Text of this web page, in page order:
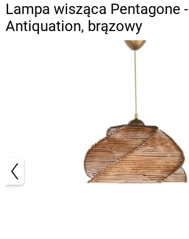
Lampa wisząca Pentagone -
Antiquation, brązowy